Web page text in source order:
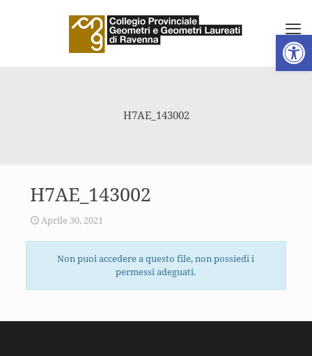
Apri
H7AE_143002
H7AE_143002
Aprile 30, 2021
Non puoi accedere a questo file, non possiedi i
permessi adeguati.